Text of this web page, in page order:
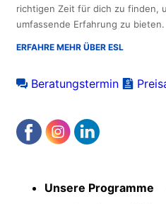
richtigen Zeit für dich zu finden,
umfassende Erfahrung zu bieten.
ERFAHRE MEHR ÜBER ESL
Beratungstermin
menu Unsere Programme